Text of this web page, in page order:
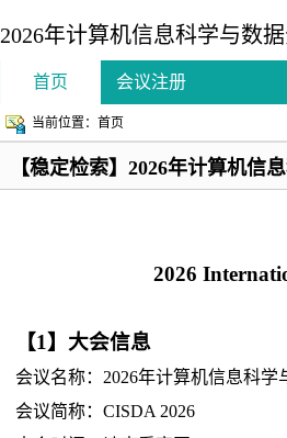
2026年计算机信息科学与数
首页 会议注册
当前位置：首页
【稳定检索】2026年计算机信
2026
【1】大会信息
会议名称：2026年计算机信息科学
会议简称：CISDA 2026